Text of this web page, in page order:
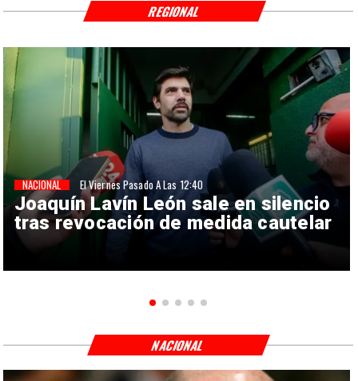
Joaquín Lavín León sale en silencio
tras revocación de medida cautelar
NACIONAL El Viernes Pasado A Las 12:40
REGIONAL
NACIONAL